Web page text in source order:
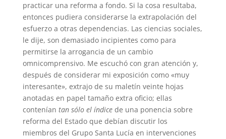
practicar una reforma a fondo. Si la cosa resultaba,
entonces pudiera considerarse la extrapolación del
esfuerzo a otras dependencias. Las ciencias sociales,
le dije, son demasiado incipientes como para
permitirse la arrogancia de un cambio
omnicomprensivo. Me escuchó con gran atención y,
después de considerar mi exposición como «muy
interesante», extrajo de su maletín veinte hojas
anotadas en papel tamaño extra oficio; ellas
contenían tan sólo el índicede una ponencia sobre
reforma del Estado que debían discutir los
miembros del Grupo Santa Lucía en intervenciones